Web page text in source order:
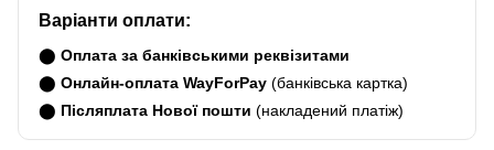
Варіанти оплати:
⬤ Оплата за банківськими реквізитами
⬤ Онлайн-оплата WayForPay (банківська картка)
⬤ Післяплата Нової пошти (накладений платіж)